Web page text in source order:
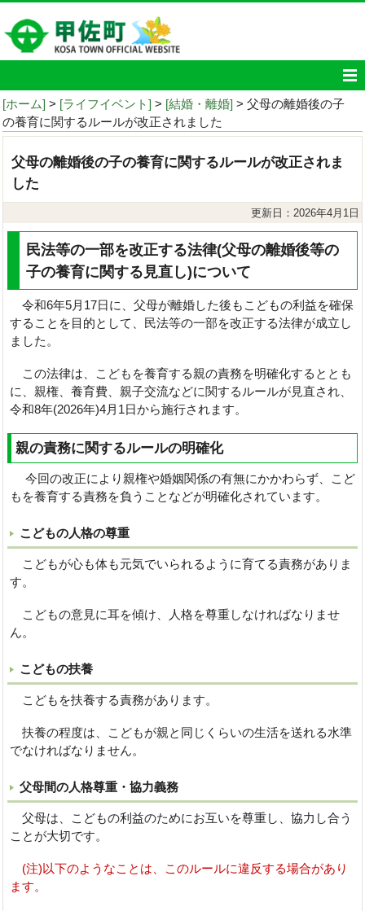
[ホーム] > [ライフイベント] > [結婚・離婚] > 父母の離婚後の子
の養育に関するルールが改正されました
父母の離婚後の子の養育に関するルールが改正されま
した
更新日：2026年4月1日
民法等の一部を改正する法律(父母の離婚後等の
子の養育に関する見直し)について
令和6年5月17日に、父母が離婚した後もこどもの利益を確保
することを目的として、民法等の一部を改正する法律が成立し
ました。
この法律は、こどもを養育する親の責務を明確化するととも
に、親権、養育費、親子交流などに関するルールが見直され、
令和8年(2026年)4月1日から施行されます。
親の責務に関するルールの明確化
今回の改正により親権や婚姻関係の有無にかかわらず、こど
もを養育する責務を負うことなどが明確化されています。
こどもの人格の尊重
こどもが心も体も元気でいられるように育てる責務がありま
す。
こどもの意見に耳を傾け、人格を尊重しなければなりませ
ん。
こどもの扶養
こどもを扶養する責務があります。
扶養の程度は、こどもが親と同じくらいの生活を送れる水準
でなければなりません。
父母間の人格尊重・協力義務
父母は、こどもの利益のためにお互いを尊重し、協力し合う
ことが大切です。
(注)以下のようなことは、このルールに違反する場合があり
ます。